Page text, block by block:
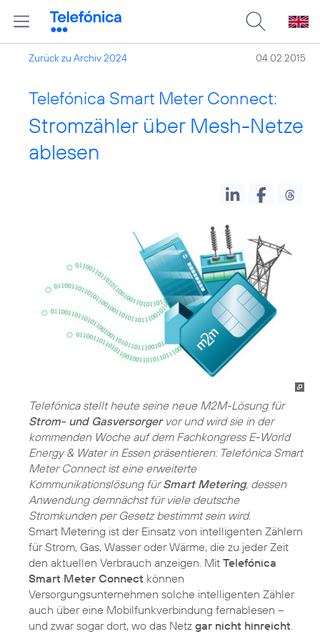
Zurück zu Archiv 2024 04.02.2015
Telefónica Smart Meter Connect:
Stromzähler über Mesh-Netze
ablesen
Telefónica stellt heute seine neue M2M-Lösung für
Strom- und Gasversorgervor und wird sie in der
kommenden Woche auf dem Fachkongress E-World
Energy & Water in Essen präsentieren: Telefónica Smart
Meter Connect ist eine erweiterte
Kommunikationslösung fürSmart Metering, dessen
Anwendung demnächst für viele deutsche
Stromkunden per Gesetz bestimmt sein wird.
Smart Metering ist der Einsatz von intelligenten Zählern
für Strom, Gas, Wasser oder Wärme, die zu jeder Zeit
den aktuellen Verbrauch anzeigen. Mit Telefónica
Smart Meter Connect können
Versorgungsunternehmen solche intelligenten Zähler
auch über eine Mobilfunkverbindung fernablesen –
und zwar sogar dort, wo das Netz gar nicht hinreicht.